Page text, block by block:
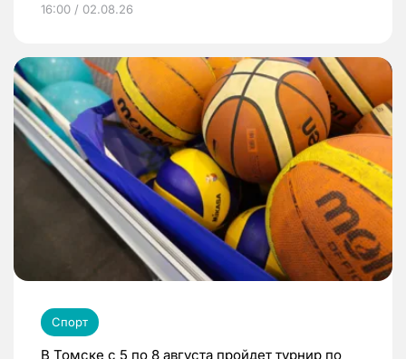
16:00 / 02.08.26
Спорт
В Томске с 5 по 8 августа пройдет турнир по